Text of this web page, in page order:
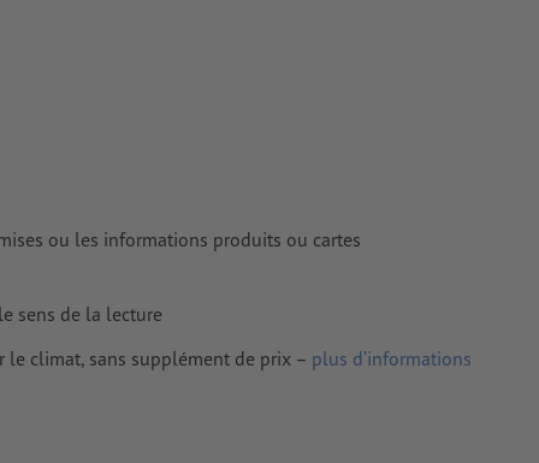
ou les informations produits ou cartes
sens de la lecture
climat, sans supplément de prix – plus d’informations